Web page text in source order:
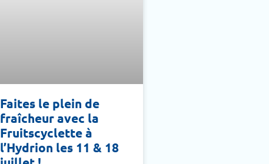
Faites le plein de
fraîcheur avec la
Fruitscyclette à
l’Hydrion les 11 & 18